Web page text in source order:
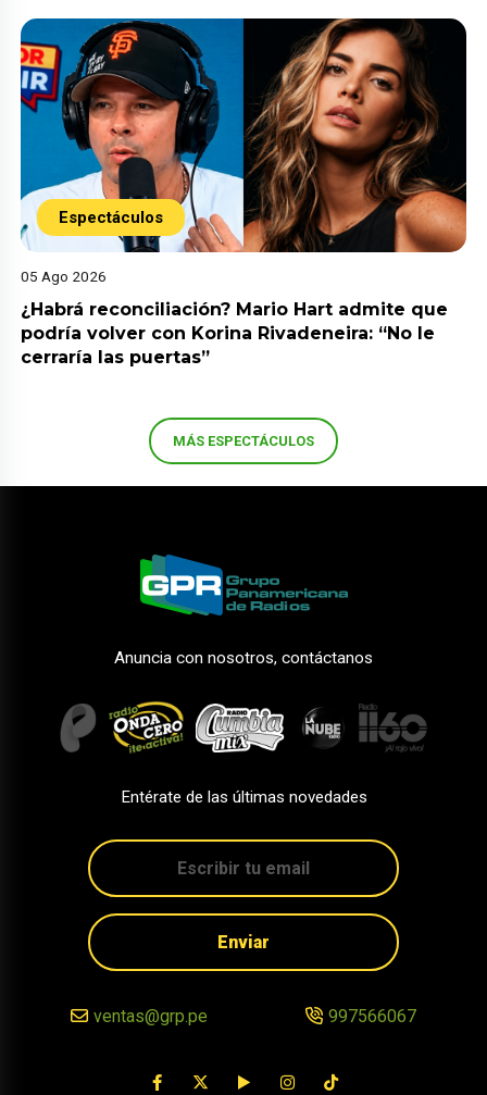
Espectáculos
05 Ago 2026
¿Habrá reconciliación? Mario Hart admite que
podría volver con Korina Rivadeneira: “No le
cerraría las puertas”
MÁS ESPECTÁCULOS
Anuncia con nosotros, contáctanos
Entérate de las últimas novedades
Enviar
ventas@grp.pe 997566067